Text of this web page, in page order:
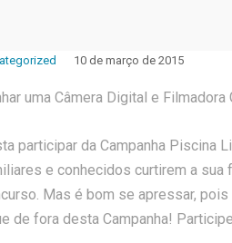
10 de março de 2015
uma Câmera Digital e
participar da Campanha Piscina
e conhecidos curtirem a sua
Mas é bom se apressar, pois
de fora desta Campanha!